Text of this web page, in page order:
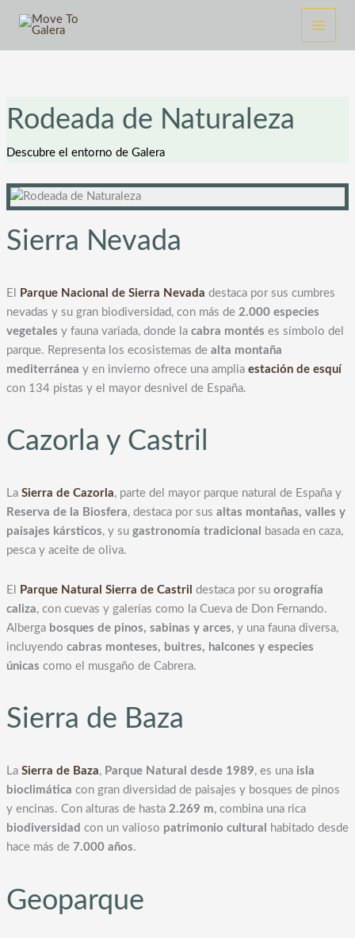
Rodeada de Naturaleza
Descubre el entorno de Galera
Sierra Nevada
El Parque Nacional de Sierra Nevada destaca por sus cumbres
nevadas y su gran biodiversidad, con más de 2.000 especies
vegetales y fauna variada, donde la cabra montés es símbolo del
parque. Representa los ecosistemas de alta montaña
mediterránea y en invierno ofrece una amplia estación de esquí
con 134 pistas y el mayor desnivel de España.
Cazorla y Castril
La Sierra de Cazorla, parte del mayor parque natural de España y
Reserva de la Biosfera, destaca por sus altas montañas, valles y
paisajes kársticos, y su gastronomía tradicional
basada en caza,
pesca y aceite de oliva.
El Parque Natural Sierra de Castril destaca por su orografía
caliza, con cuevas y galerías como la Cueva de Don Fernando.
Alberga bosques de pinos, sabinas y arces, y una fauna diversa,
incluyendo cabras monteses, buitres, halcones y especies
únicas como el musgaño de Cabrera.
Sierra de Baza
La Sierra de Baza, Parque Natural desde 1989, es una isla
bioclimática con gran diversidad de paisajes y bosques de pinos
y encinas. Con alturas de hasta 2.269 m, combina una rica
biodiversidad con un valioso patrimonio cultural
habitado desde
hace más de 7.000 años.
Geoparque